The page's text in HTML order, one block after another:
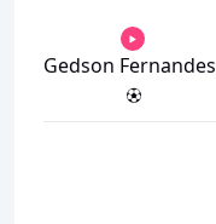
Gedson Fernandes